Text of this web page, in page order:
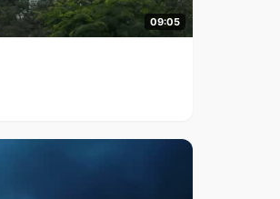
09:05